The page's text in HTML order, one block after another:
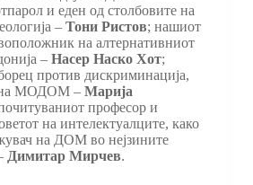
и еден од столбовите на
– Тони Ристов; нашиот
на алтернативниот
– Насер Наско Хот;
против дискриминација,
на МОДОМ – Марија
професор и
на интелектуалците, како
на ДОМ во нејзините
Димитар Мирчев.